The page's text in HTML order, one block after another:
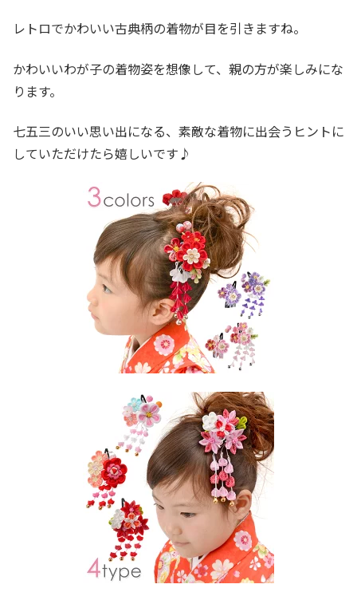
レトロでかわいい古典柄の着物が目を引きますね。
かわいいわが子の着物姿を想像して、親の方が楽しみにな
ります。
七五三のいい思い出になる、素敵な着物に出会うヒントに
していただけたら嬉しいです♪